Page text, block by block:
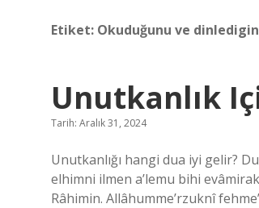
Etiket: Okuduğunu ve
Unutkanlık
Tarih: Aralık 31, 2024
Unutkanlığı hangi dua iyi gelir?
elhimni ilmen a’lemu bihi
Râhimin. Allâhumme’rzuknî